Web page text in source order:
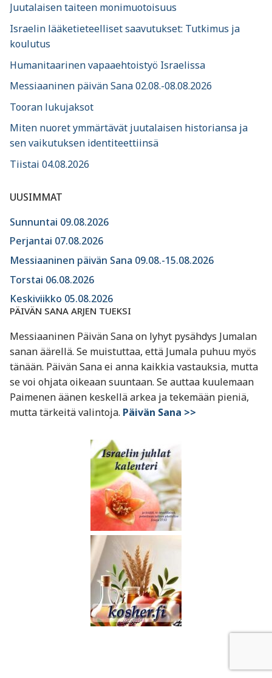
Juutalaisen taiteen monimuotoisuus
Israelin lääketieteelliset saavutukset: Tutkimus ja
koulutus
Humanitaarinen vapaaehtoistyö Israelissa
Messiaaninen päivän Sana 02.08.-08.08.2026
Tooran lukujaksot
Miten nuoret ymmärtävät juutalaisen historiansa ja
sen vaikutuksen identiteettiinsä
Tiistai 04.08.2026
UUSIMMAT
Sunnuntai 09.08.2026
Perjantai 07.08.2026
Messiaaninen päivän Sana 09.08.-15.08.2026
Torstai 06.08.2026
Keskiviikko 05.08.2026
PÄIVÄN SANA ARJEN TUEKSI
Messiaaninen Päivän Sana on lyhyt pysähdys Jumalan
sanan äärellä. Se muistuttaa, että Jumala puhuu myös
tänään. Päivän Sana ei anna kaikkia vastauksia, mutta
se voi ohjata oikeaan suuntaan. Se auttaa kuulemaan
Paimenen äänen keskellä arkea ja tekemään pieniä,
mutta tärkeitä valintoja. Päivän Sana >>